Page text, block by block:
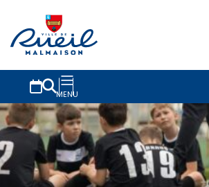
MENU